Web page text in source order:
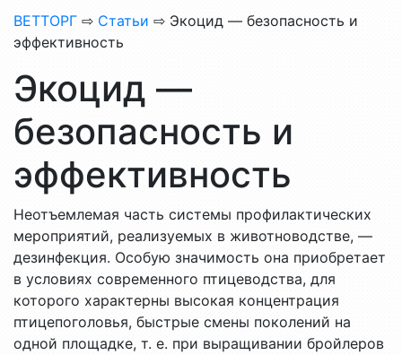
ВЕТТОРГ ⇨ Статьи ⇨ Экоцид — безопасность и
эффективность
Экоцид —
безопасность и
эффективность
Неотъемлемая часть системы профилактических
мероприятий, реализуемых в животноводстве, —
дезинфекция. Особую значимость она приобретает
в условиях современного птицеводства, для
которого характерны высокая концентрация
птицепоголовья, быстрые смены поколений на
одной площадке, т. е. при выращивании бройлеров